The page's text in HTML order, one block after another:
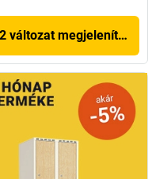
2 változat megjelenítése